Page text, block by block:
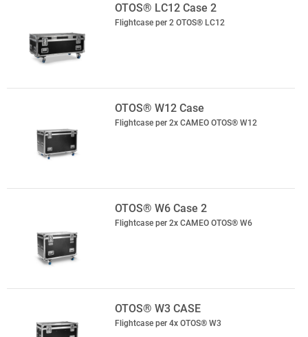
OTOS® LC12 Case 2
Flightcase per 2 OTOS® LC12
OTOS® W12 Case
Flightcase per 2x CAMEO OTOS® W12
OTOS® W6 Case 2
Flightcase per 2x CAMEO OTOS® W6
OTOS® W3 CASE
Flightcase per 4x OTOS® W3